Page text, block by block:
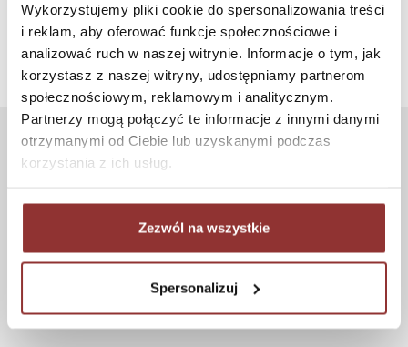
Wykorzystujemy pliki cookie do spersonalizowania treści
i reklam, aby oferować funkcje społecznościowe i
analizować ruch w naszej witrynie. Informacje o tym, jak
korzystasz z naszej witryny, udostępniamy partnerom
społecznościowym, reklamowym i analitycznym.
Partnerzy mogą połączyć te informacje z innymi danymi
otrzymanymi od Ciebie lub uzyskanymi podczas
korzystania z ich usług.
Zezwól na wszystkie
Spersonalizuj
381 865
Koszt dostawy
Informacje techniczne